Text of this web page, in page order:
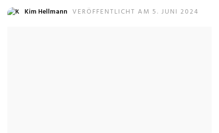
Kim Hellmann VERÖFFENTLICHT AM 5. JUNI 2024